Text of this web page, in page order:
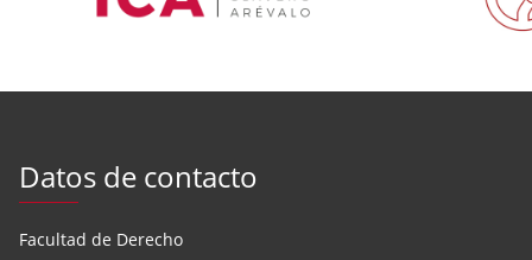
Datos de contacto
Facultad de Derecho